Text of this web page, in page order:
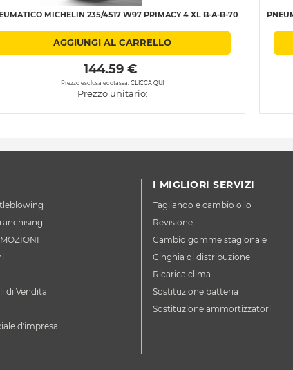
MICHELIN 235/4517 W97 PRIMACY 4 XL B-A-B-70
AGGIUNGI AL CARRELLO
144.59 €
Prezzo esclusa ecotassa. CLICCA QUI
Prezzo unitario:
di Vendita
d'impresa
I MIGLIORI SERVIZI
Tagliando e cambio olio
Revisione
Cambio gomme stagionale
Cinghia di distribuzione
Ricarica clima
Sostituzione batteria
Sostituzione ammortizzatori